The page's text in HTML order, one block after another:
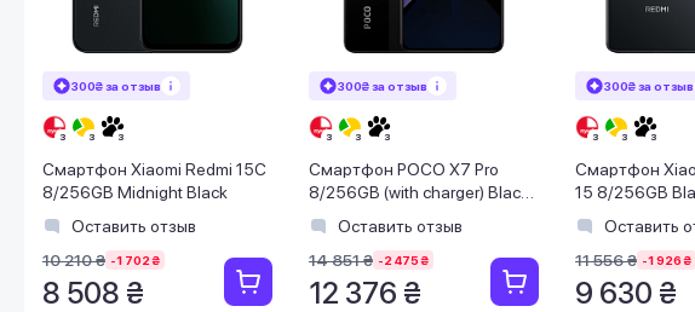
300₴ за отзыв
Смартфон Xiaomi Redmi 15C
8/256GB Midnight Black
Оставить отзыв
10 210 ₴ -1 702 ₴
8 508 ₴
300₴ за отзыв
Смартфон POCO X7 Pro
8/256GB (with charger) Black
EU
Оставить отзыв
14 851 ₴ -2 475 ₴
12 376 ₴
300₴ за отзыв
Смартфон
15 8/256GB
Оставить
11 556 ₴ -1 926 ₴
9 630 ₴